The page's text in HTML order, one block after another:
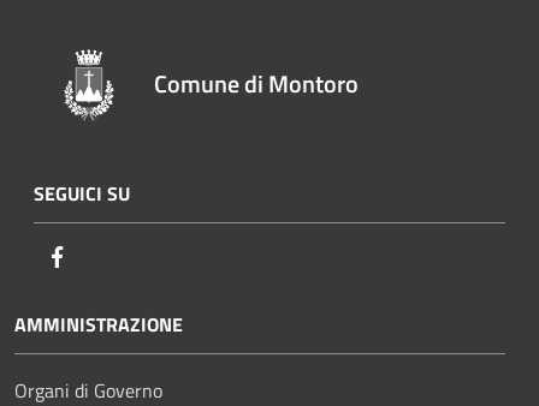
Comune di Montoro
SEGUICI SU
AMMINISTRAZIONE
Organi di Governo